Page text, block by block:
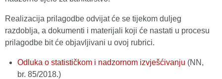
Realizacija prilagodbe odvijat će se tijekom duljeg
razdoblja, a dokumenti i materijali koji će nastati u procesu
prilagodbe bit će objavljivani u ovoj rubrici.
Odluka o statističkom i nadzornom izvješćivanju (NN,
br. 85/2018.)